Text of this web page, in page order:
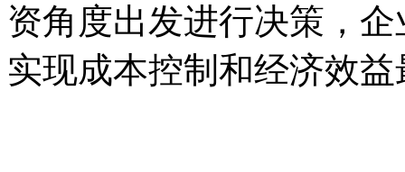
资角度出发进行决策，
实现成本控制和经济效